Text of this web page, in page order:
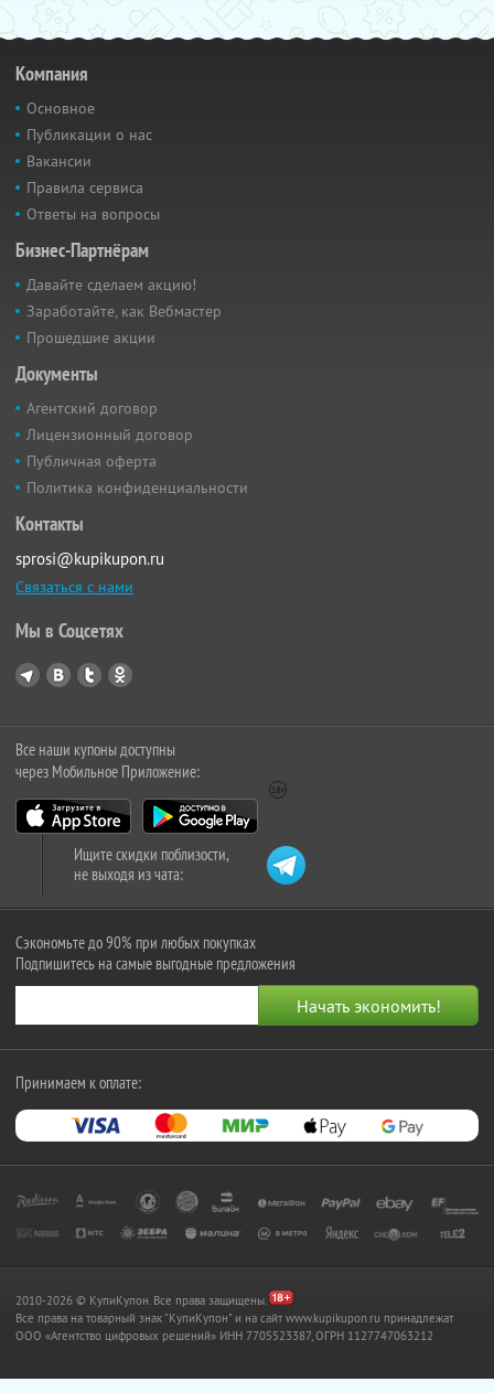
Компания
Основное
Публикации о нас
Вакансии
Правила сервиса
Ответы на вопросы
Бизнес-Партнёрам
Давайте сделаем акцию!
Заработайте, как Вебмастер
Прошедшие акции
Документы
Агентский договор
Лицензионный договор
Публичная оферта
Политика конфиденциальности
Контакты
sprosi@kupikupon.ru
Связаться с нами
Мы в Соцсетях
Все наши купоны доступны
через Мобильное Приложение:
Ищите скидки поблизости,
не выходя из чата:
Сэкономьте до 90% при любых покупках
Подпишитесь на самые выгодные предложения
Принимаем к оплате:
2010-2026 © КупиКупон. Все права защищены.
Все права на товарный знак "КупиКупон" и на сайт www.kupikupon.ru принадлежат
OOO «Агентство цифровых решений» ИНН 7705523387, ОГРН 1127747063212